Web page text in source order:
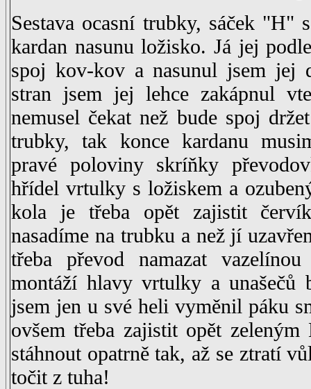
Sestava ocasní trubky, sáček "H"
kardan nasunu ložisko. Já jej
spoj kov-kov a nasunul jsem jej
stran jsem jej lehce zakápnul
nemusel čekat než bude spoj
trubky, tak konce kardanu
pravé poloviny skríňky
hřídel vrtulky s ložiskem a
kola je třeba opět zajistit
nasadíme na trubku a než jí
třeba převod namazat
montáží hlavy vrtulky a unašečů
jsem jen u své heli vyměnil páku
ovšem třeba zajistit opět
stáhnout opatrně tak, až se ztratí
točit z tuha!